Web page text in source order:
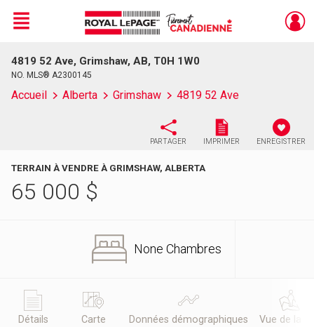
Live
En Direct
Menu
4819 52 Ave, Grimshaw, AB, T0H 1W0
NO. MLS® A2300145
Accueil Alberta Grimshaw 4819 52 Ave
PARTAGER IMPRIMER ENREGISTRER
TERRAIN À VENDRE À GRIMSHAW, ALBERTA
65 000 $
None Chambres
Détails Carte Données démographiques Vue de la